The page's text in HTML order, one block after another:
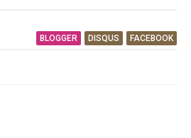
BLOGGER DISQUS FACEBOOK